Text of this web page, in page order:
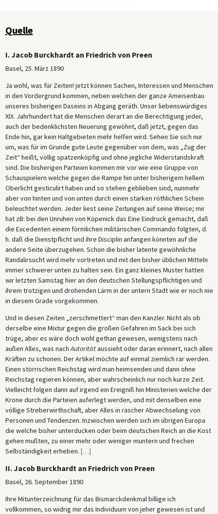
Quelle
I. Jacob Burckhardt an Friedrich von Preen
Basel, 25. März 1890
Ja wohl, was für Zeiten! jetzt können Sachen, Interessen und Menschen
in den Vordergrund kommen, neben welchen der ganze Ameisenbau
unseres bisherigen Daseins in Abgang geräth. Unser liebenswürdiges
XIX. Jahrhundert hat die Menschen derart an die Berechtigung jeder,
auch der bedenklichsten Neuerung gewöhnt, daß jetzt, gegen das
Ende hin, gar kein Haltgebieten mehr helfen wird. Sehen Sie sich nur
um, was für im Grunde gute Leute gegenüber von dem, was „Zug der
Zeit“ heißt, völlig spatzenköpfig und ohne jegliche Widerstandskraft
sind. Die bisherigen Parteien kommen mir vor wie eine Gruppe von
Schauspielern welche gegen die Rampe hin unter bisherigem hellem
Oberlicht gesticulirt haben und so stehen geblieben sind, nunmehr
aber von hinten und von unten durch einen starken röthlichen Schein
beleuchtet werden. Jeder liest seine Zeitungen auf seine Weise; mir
hat zB: bei den Unruhen von Köpenick das Eine Eindruck gemacht, daß
die Excedenten einem förmlichen militärischen Commando folgten, d.
h. daß die Dienstpflicht und ihre Disciplin anfangen könnten auf die
andere Seite überzugehen. Schon die bisher latente gewöhnliche
Randalirsucht wird mehr vortreten und mit den bisher üblichen Mitteln
immer schwerer unten zu halten sein. Ein ganz kleines Muster hatten
wir letzten Samstag hier an den deutschen Stellungspflichtigen und
ihrem trotzigen und drohenden Lärm in der untern Stadt wie er noch nie
in diesem Grade vorgekommen.
Und in diesen Zeiten „zerschmettert“ man den Kanzler. Nicht als ob
derselbe eine Mixtur gegen die großen Gefahren im Sack bei sich
trüge, aber es wäre doch wohl gethan gewesen, wenigstens nach
außen Alles, was nach Autoritätaussieht oder daran erinnert, nach allen
Kräften zu schonen. Der Artikel möchte auf einmal ziemlich rar werden.
Einen störrischen Reichstag wird man heimsenden und dann ohne
Reichstag regieren können, aber wahrscheinlich nur noch kurze Zeit.
Vielleicht folgen dann auf irgend ein Ereigniß hin Ministerien welche der
Krone durch die Parteien auferlegt werden, und mit denselben eine
völlige Streberwirthschaft, aber Alles in rascher Abwechselung von
Personen und Tendenzen. Inzwischen werden sich im übrigen Europa
die welche bisher unterducken oder beim deutschen Reich an die Kost
gehen mußten, zu einer mehr oder weniger muntern und frechen
Selbständigkeit erheben. […]
II. Jacob Burckhardt an Friedrich von Preen
Basel, 26. September 1890
Ihre Mitunterzeichnung für das Bismarckdenkmal billige ich
vollkommen, so widrig mir das Individuum von jeher gewesen ist und